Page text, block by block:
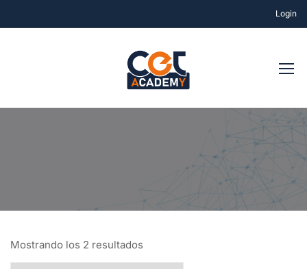
Login
Mostrando los 2 resultados